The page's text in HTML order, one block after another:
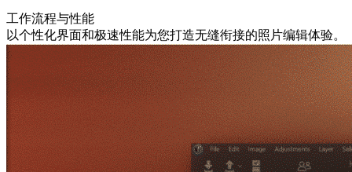
工作流程与性能
以个性化界面和极速性能为您打造无缝衔接的照片编辑体验。